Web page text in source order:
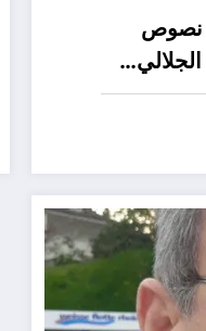
نصوص
لديوان/